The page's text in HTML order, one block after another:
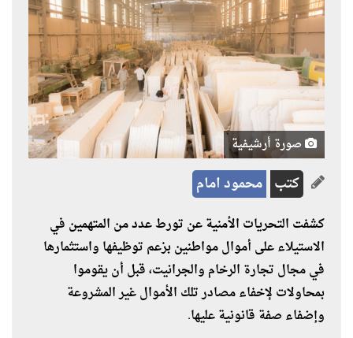
صورة أرشيفية
كتب محمود امام
كشفت التحريات الأمنية عن تورط عدد من المتهمين في
الاستيلاء على أموال مواطنين بزعم توظيفها واستثمارها
في مجال تجارة الرخام والجرانيت، قبل أن يقوموا
بمحاولات لإخفاء مصادر تلك الأموال غير المشروعة
وإضفاء صفة قانونية عليها.